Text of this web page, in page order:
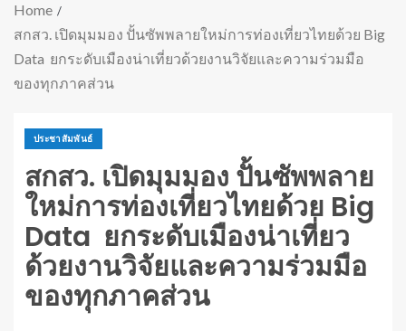
Home
สกสว. เปิดมุมมอง ปั้นซัพพลายใหม่การท่องเที่ยวไทยด้วย Big
Data ยกระดับเมืองน่าเที่ยวด้วยงานวิจัยและความร่วมมือ
ของทุกภาคส่วน
ประชาสัมพันธ์
สกสว. เปิดมุมมอง ปั้นซัพพลาย
ใหม่การท่องเที่ยวไทยด้วย Big
Data ยกระดับเมืองน่าเที่ยว
ด้วยงานวิจัยและความร่วมมือ
ของทุกภาคส่วน